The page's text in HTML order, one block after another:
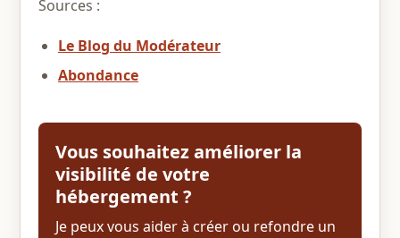
Sources :
Le Blog du Modérateur
Abondance
Vous souhaitez améliorer la
visibilité de votre
hébergement ?
Je peux vous aider à créer ou refondre un